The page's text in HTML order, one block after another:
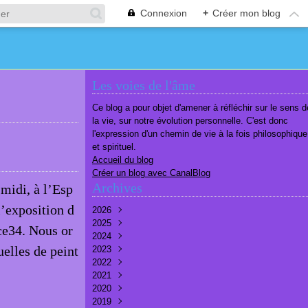
Connexion + Créer mon blog
à l’Esp
d
Nous or
de peint
Les voies de l'âme
Ce blog a pour objet d'amener à réfléchir sur le sens
la vie, sur notre évolution personnelle. C'est donc
l'expression d'un chemin de vie à la fois philosophique
et spirituel.
Accueil du blog
Créer un blog avec CanalBlog
Archives
2026
Août
Juillet
Juin
Mai(7)
Avril
Mars
Février
2025
Décembre
Novembre
Octobre
Septembre
Août
Juillet
2024
Décembre
Novembre
Octobre
Septembre
Août
2023
Décembre
Novembre
Octobre
Septembre
2022
Décembre
Septembre
Août
2021
Décembre
Novembre
2020
Décembre
2019